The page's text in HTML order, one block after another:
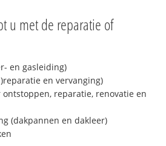
u met de reparatie of
en gasleiding)
en vervanging)
reparatie, renovatie en
(dakpannen en dakleer)